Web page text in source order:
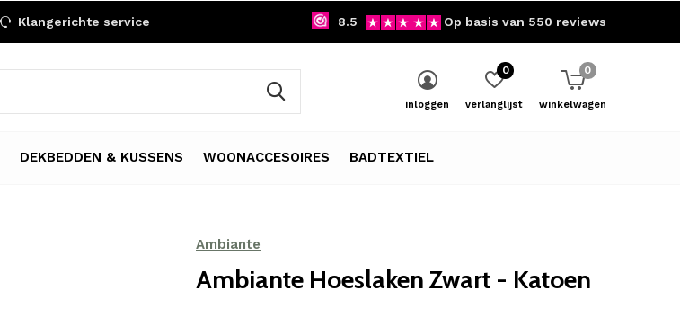
DEKBEDDEN & KUSSENS WOONACCESOIRES BADTEXTIEL
inloggen verlanglijst
0
winkelwagen
0
Klangerichte service 8.5 Op basis van 550 reviews
Ambiante
Ambiante Hoeslaken Zwart - Katoen